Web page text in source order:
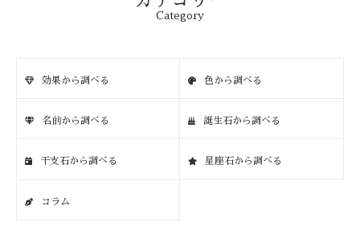
Category
効果から調べる 色から調べる
名前から調べる 誕生石から調べる
干支石から調べる 星座石から調べる
コラム